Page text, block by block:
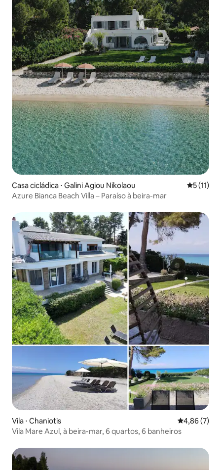
Casa cicládica ⋅ Galini Agiou Nikolaou 5 de uma
5 (11)
Azure Bianca Beach Villa – Paraíso à beira-mar
Vila ⋅ Chaniotis 4,86 de uma
4,86 (7)
Vila Mare Azul, à beira-mar, 6 quartos, 6 banheiros